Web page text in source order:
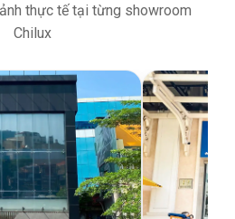
thực tế tại từng showroom
Chilux